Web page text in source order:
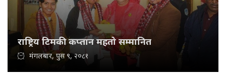
राष्ट्रिय टिमकी कप्तान महतो सम्मानित
मंगलबार, पुस ९, २०८१